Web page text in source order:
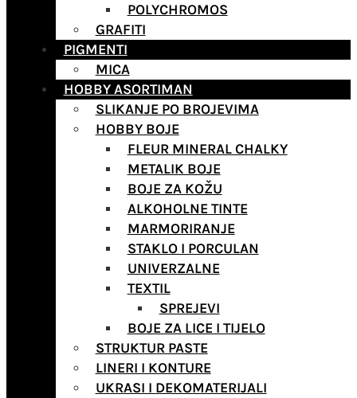
POLYCHROMOS
GRAFITI
PIGMENTI
MICA
HOBBY ASORTIMAN
SLIKANJE PO BROJEVIMA
HOBBY BOJE
FLEUR MINERAL CHALKY
METALIK BOJE
BOJE ZA KOŽU
ALKOHOLNE TINTE
MARMORIRANJE
STAKLO I PORCULAN
UNIVERZALNE
TEXTIL
SPREJEVI
BOJE ZA LICE I TIJELO
STRUKTUR PASTE
LINERI I KONTURE
UKRASI I DEKOMATERIJALI